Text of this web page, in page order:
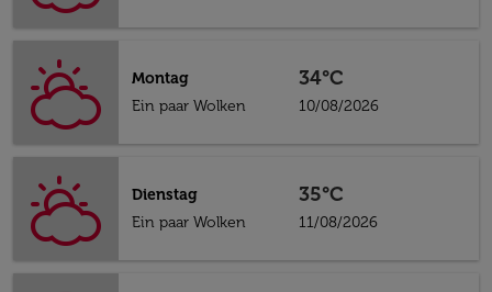
Montag
Ein paar Wolken
34°C
10/08/2026
Dienstag
Ein paar Wolken
35°C
11/08/2026